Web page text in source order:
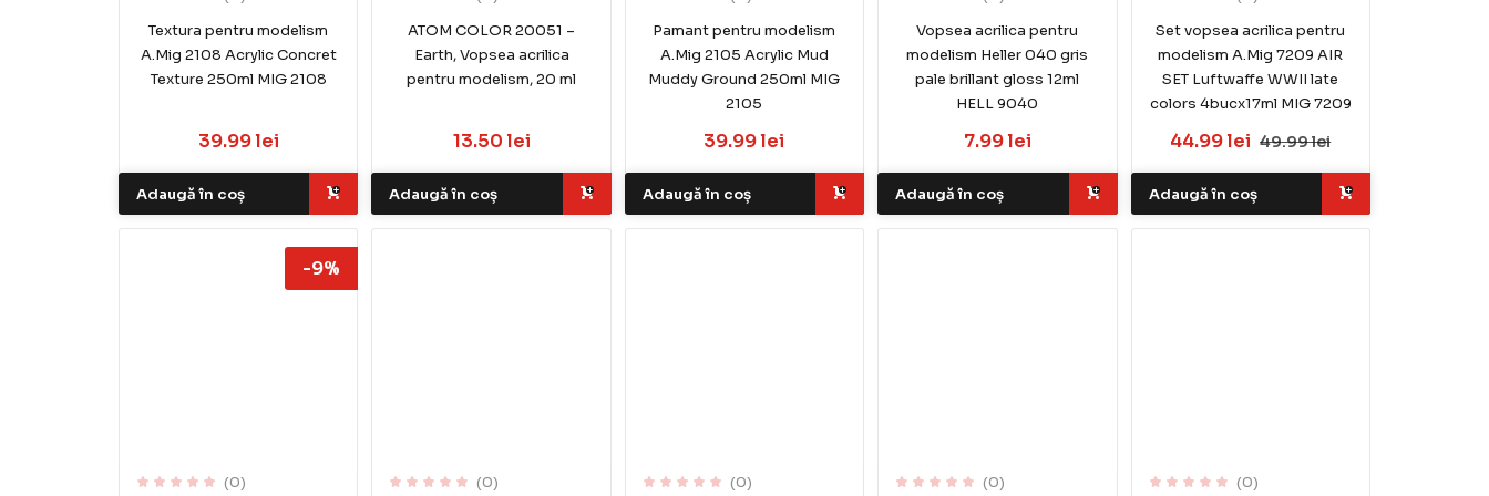
Textura pentru modelism
A.Mig 2108 Acrylic Concret
Texture 250ml MIG 2108
39.99 lei
Adaugă în coș
ATOM COLOR 20051 –
Earth, Vopsea acrilica
pentru modelism, 20 ml
13.50 lei
Adaugă în coș
Pamant pentru modelism
A.Mig 2105 Acrylic Mud
Muddy Ground 250ml MIG
2105
39.99 lei
Adaugă în coș
Vopsea acrilica pentru
modelism Heller 040 gris
pale brillant gloss 12ml
HELL 9040
7.99 lei
Adaugă în coș
Set vopsea acrilica pentru
modelism A.Mig 7209 AIR
SET Luftwaffe WWII late
colors 4bucx17ml MIG 7209
44.99 lei 49.99 lei
Adaugă în coș
(0)
-9%
(0) (0) (0) (0)